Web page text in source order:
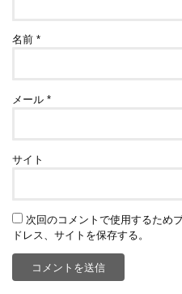
名前*
メール*
サイト
次回のコメントで使用するため
ドレス、サイトを保存する。